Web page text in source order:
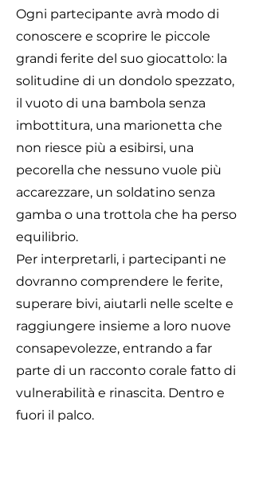
Ogni partecipante avrà modo di
conoscere e scoprire le piccole
grandi ferite del suo giocattolo: la
solitudine di un dondolo spezzato,
il vuoto di una bambola senza
imbottitura, una marionetta che
non riesce più a esibirsi, una
pecorella che nessuno vuole più
accarezzare, un soldatino senza
gamba o una trottola che ha perso
equilibrio.
Per interpretarli, i partecipanti ne
dovranno comprendere le ferite,
superare bivi, aiutarli nelle scelte e
raggiungere insieme a loro nuove
consapevolezze, entrando a far
parte di un racconto corale fatto di
vulnerabilità e rinascita. Dentro e
fuori il palco.